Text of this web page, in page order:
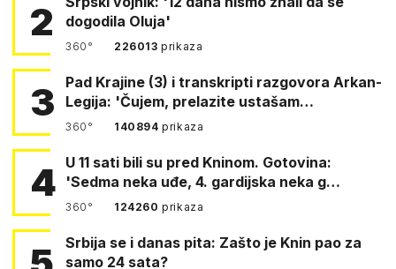
2
dogodila Oluja'
360° 226013prikaza
3
Pad Krajine (3) i transkripti razgovora Arkan-
Legija: 'Čujem, prelazite ustašam…
360° 140894prikaza
4 U 11 sati bili su pred Kninom. Gotovina:
'Sedma neka uđe, 4. gardijska neka g…
360° 124260prikaza
Srbija se i danas pita: Zašto je Knin pao za
samo 24 sata?